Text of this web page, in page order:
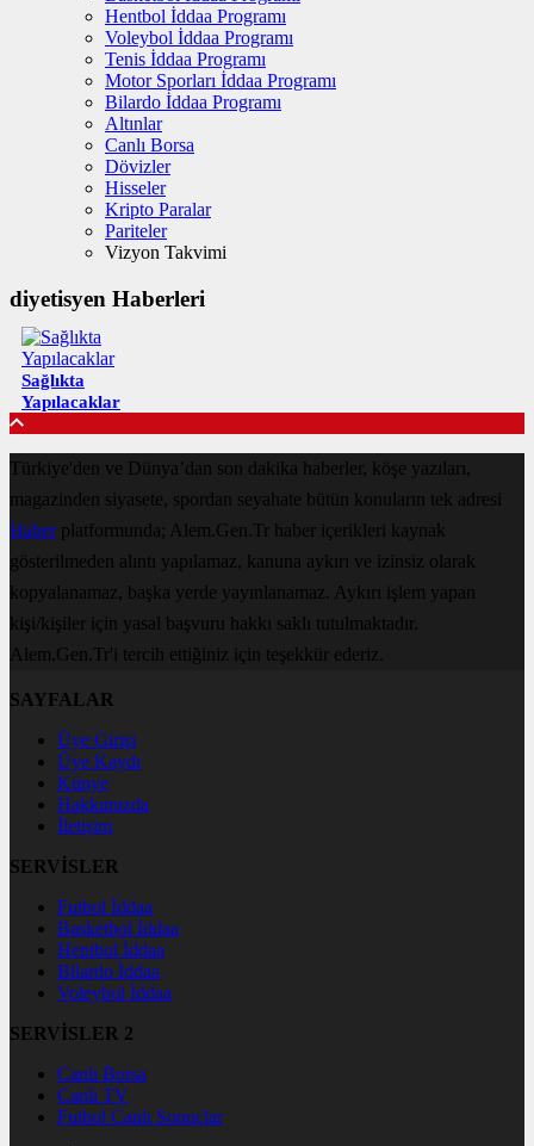
Hentbol İddaa Programı
Voleybol İddaa Programı
Tenis İddaa Programı
Motor Sporları İddaa Programı
Bilardo İddaa Programı
Altınlar
Canlı Borsa
Dövizler
Hisseler
Kripto Paralar
Pariteler
Vizyon Takvimi
diyetisyen Haberleri
Sağlıkta
Yapılacaklar
Türkiye'den ve Dünya’dan son dakika haberler, köşe yazıları,
magazinden siyasete, spordan seyahate bütün konuların tek adresi
Haberplatformunda; Alem.Gen.Tr haber içerikleri kaynak
gösterilmeden alıntı yapılamaz, kanuna aykırı ve izinsiz olarak
kopyalanamaz, başka yerde yayınlanamaz. Aykırı işlem yapan
kişi/kişiler için yasal başvuru hakkı saklı tutulmaktadır.
Alem.Gen.Tr'i tercih ettiğiniz için teşekkür ederiz.
SAYFALAR
Üye Girişi
Üye Kaydı
Künye
Hakkımızda
İletişim
SERVİSLER
Futbol İddaa
Basketbol İddaa
Hentbol İddaa
Bilardo İddaa
Voleybol İddaa
SERVİSLER 2
Canlı Borsa
Canlı TV
Futbol Canlı Sonuçlar